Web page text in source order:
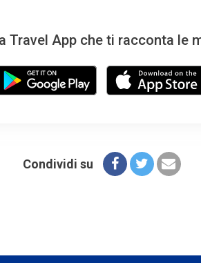
Travel App che ti racconta le
Condividi su